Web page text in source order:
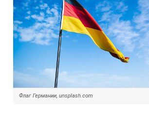
Флаг Германии, unsplash.com